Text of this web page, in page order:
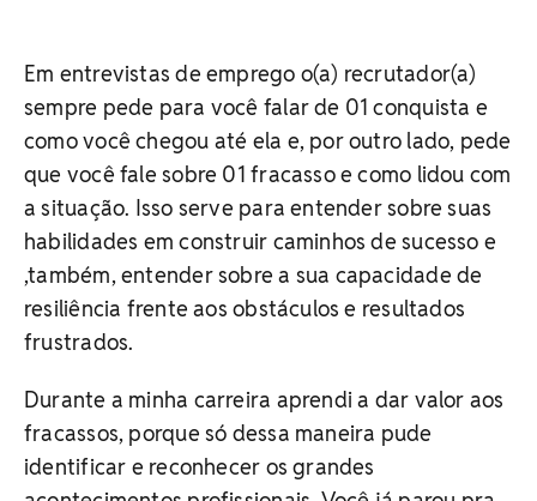
Em entrevistas de emprego o(a) recrutador(a)
sempre pede para você falar de 01 conquista e
como você chegou até ela e, por outro lado, pede
que você fale sobre 01 fracasso e como lidou com
a situação. Isso serve para entender sobre suas
habilidades em construir caminhos de sucesso e
,também, entender sobre a sua capacidade de
resiliência frente aos obstáculos e resultados
frustrados.
Durante a minha carreira aprendi a dar valor aos
fracassos, porque só dessa maneira pude
identificar e reconhecer os grandes